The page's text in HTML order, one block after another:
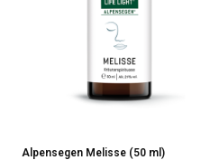
Alpensegen Melisse (50 ml)